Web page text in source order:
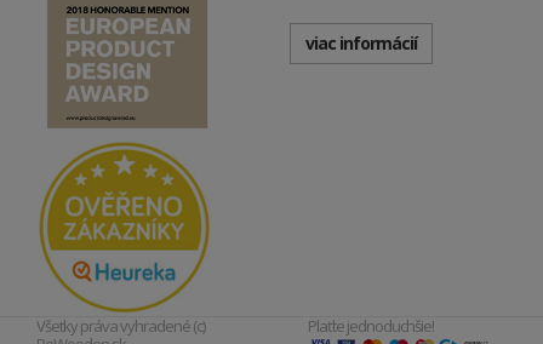
viac informácií
Všetky práva vyhradené (c)
Plaťte jednoduchšie!